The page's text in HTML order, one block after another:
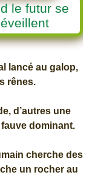
le futur se
lancé au galop,
rênes.
d’autres une
dominant.
cherche des
un rocher au